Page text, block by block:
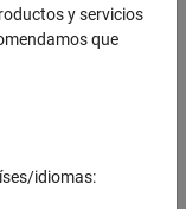
y servicios
que
idiomas: